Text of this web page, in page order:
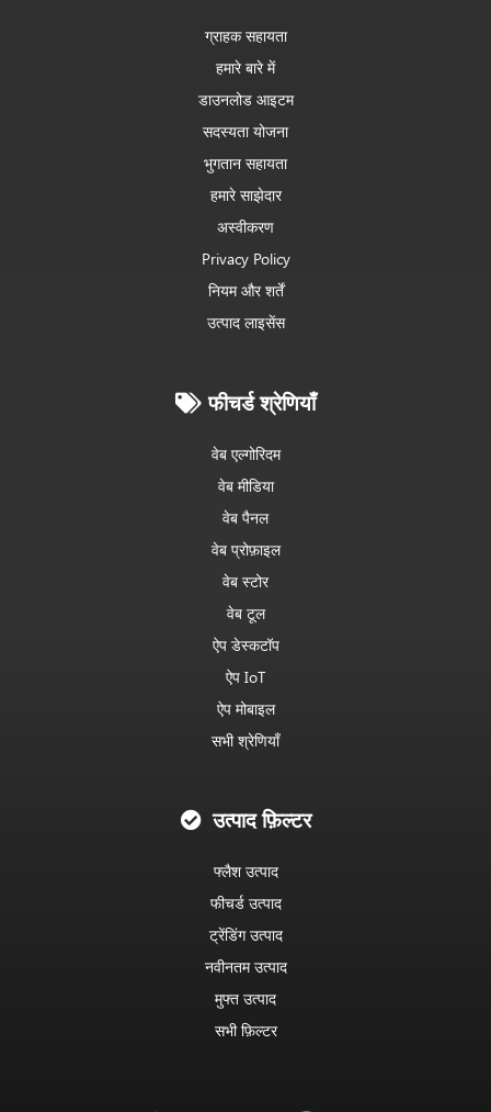
ग्राहक सहायता
हमारे बारे में
डाउनलोड आइटम
सदस्यता योजना
भुगतान सहायता
हमारे साझेदार
अस्वीकरण
Privacy Policy
नियम और शर्तें
उत्पाद लाइसेंस
फीचर्ड श्रेणियाँ
वेब एल्गोरिदम
वेब मीडिया
वेब पैनल
वेब प्रोफ़ाइल
वेब स्टोर
वेब टूल
ऐप डेस्कटॉप
ऐप IoT
ऐप मोबाइल
सभी श्रेणियाँ
उत्पाद फ़िल्टर
फ्लैश उत्पाद
फीचर्ड उत्पाद
ट्रेंडिंग उत्पाद
नवीनतम उत्पाद
मुफ्त उत्पाद
सभी फ़िल्टर